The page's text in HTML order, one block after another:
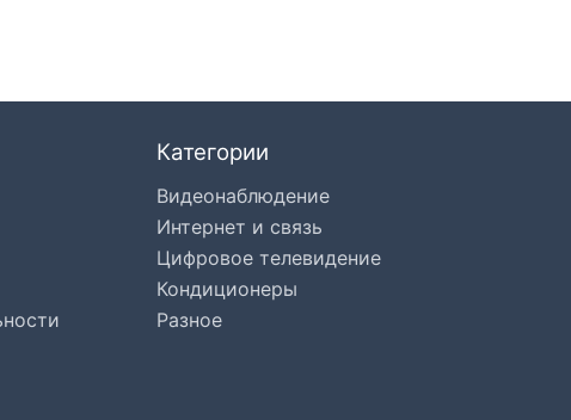
Категории
Видеонаблюдение
Интернет и связь
Цифровое телевидение
Кондиционеры
Разное